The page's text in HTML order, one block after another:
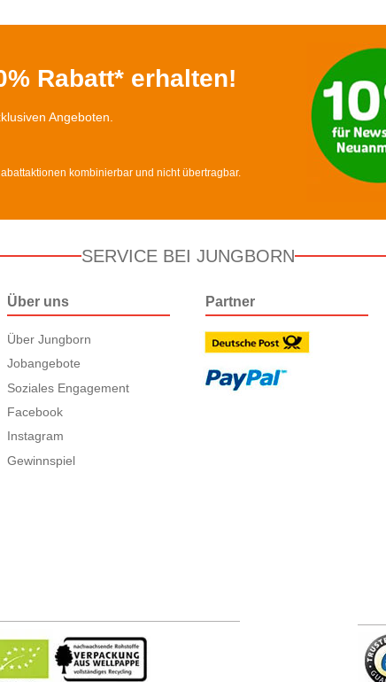
Rabatt* erhalten!
Angeboten.
kombinierbar und nicht übertragbar.
SERVICE BEI JUNGBORN
Über uns
Über Jungborn
Jobangebote
Soziales Engagement
Facebook
Instagram
Gewinnspiel
Partner